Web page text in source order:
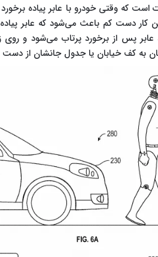
است که وقتی خودرو با عابر پیاده
دست کم باعث می‌شود که عابر پیاده
عابر پس از برخورد پرتاب می‌شود و
به کف خیابان یا جدول جانشان از دست